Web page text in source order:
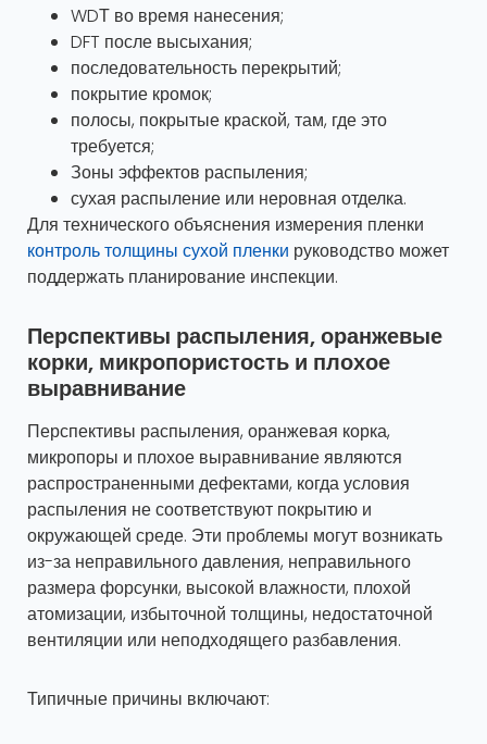
WDТ во время нанесения;
DFT после высыхания;
последовательность перекрытий;
покрытие кромок;
полосы, покрытые краской, там, где это
требуется;
Зоны эффектов распыления;
сухая распыление или неровная отделка.
Для технического объяснения измерения пленки
контроль толщины сухой пленки руководство может
поддержать планирование инспекции.
Перспективы распыления, оранжевые
корки, микропористость и плохое
выравнивание
Перспективы распыления, оранжевая корка,
микропоры и плохое выравнивание являются
распространенными дефектами, когда условия
распыления не соответствуют покрытию и
окружающей среде. Эти проблемы могут возникать
из-за неправильного давления, неправильного
размера форсунки, высокой влажности, плохой
атомизации, избыточной толщины, недостаточной
вентиляции или неподходящего разбавления.
Типичные причины включают: